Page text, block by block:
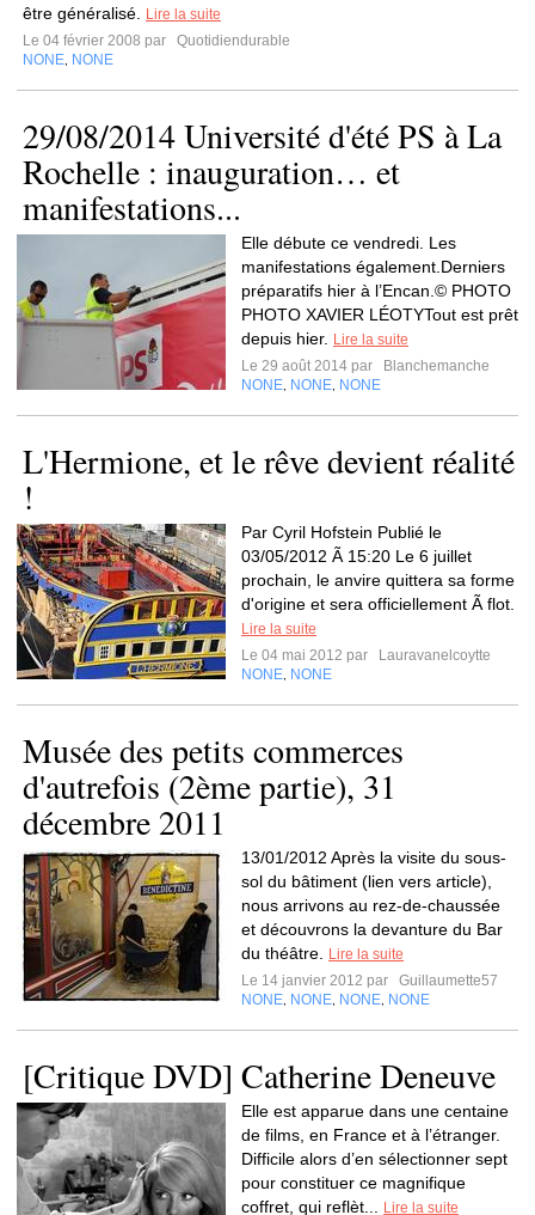
être généralisé.
Lire la suite
Le 04 février 2008 par
Quotidiendurable
NONE NONE
29/08/2014 Université d'été PS à La
Rochelle : inauguration… et
manifestations...
Elle débute ce vendredi. Les
manifestations également.Derniers
préparatifs hier à l’Encan.© PHOTO
PHOTO XAVIER LÉOTYTout est prêt
depuis hier.
Lire la suite
Le 29 août 2014 par
Blanchemanche
NONE NONE NONE
L'Hermione, et le rêve devient réalité
!
Par Cyril Hofstein Publié le
03/05/2012 Ã 15:20 Le 6 juillet
prochain, le anvire quittera sa forme
d'origine et sera officiellement Ã flot.
Lire la suite
Le 04 mai 2012 par
Lauravanelcoytte
NONE NONE
Musée des petits commerces
d'autrefois (2ème partie), 31
décembre 2011
13/01/2012 Après la visite du sous-
sol du bâtiment (lien vers article),
nous arrivons au rez-de-chaussée
et découvrons la devanture du Bar
du théâtre.
Lire la suite
Le 14 janvier 2012 par
Guillaumette57
NONE NONE NONE NONE
[Critique DVD] Catherine Deneuve
Elle est apparue dans une centaine
de films, en France et à l’étranger.
Difficile alors d’en sélectionner sept
pour constituer ce magnifique
coffret, qui reflèt...
Lire la suite